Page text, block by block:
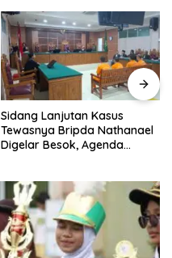
Sidang Lanjutan Kasus
Tewasnya Bripda Nathanael
Digelar Besok, Agenda